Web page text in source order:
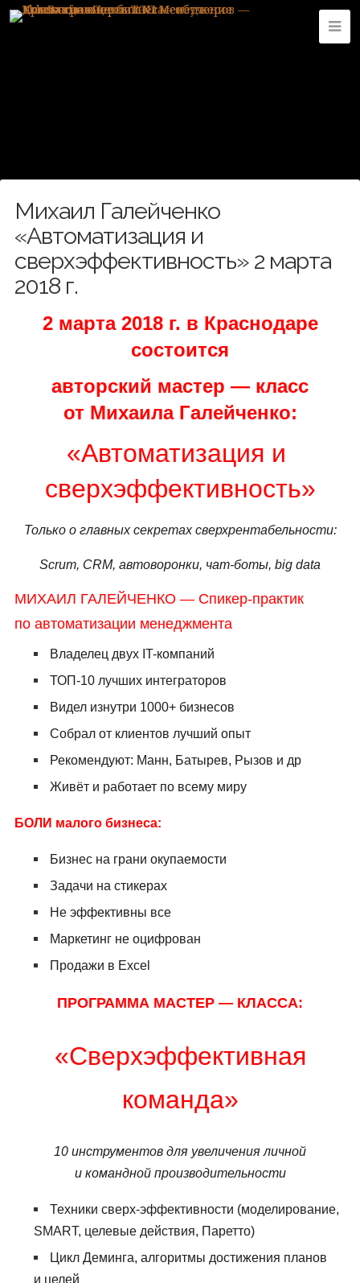
Михаил Галейченко
«Автоматизация и
сверхэффективность» 2 марта
2018 г.
2 марта 2018 г. в Краснодаре
состоится
авторский мастер — класс
от Михаила Галейченко:
«Автоматизация и
сверхэффективность»
Только о главных секретах сверхрентабельности:
Scrum, CRM, автоворонки, чат-боты, big data
МИХАИЛ ГАЛЕЙЧЕНКО — Спикер-практик
по автоматизации менеджмента
Владелец двух IT-компаний
ТОП-10 лучших интеграторов
Видел изнутри 1000+ бизнесов
Собрал от клиентов лучший опыт
Рекомендуют: Манн, Батырев, Рызов и др
Живёт и работает по всему миру
БОЛИ малого бизнеса:
Бизнес на грани окупаемости
Задачи на стикерах
Не эффективны все
Маркетинг не оцифрован
Продажи в Excel
ПРОГРАММА МАСТЕР — КЛАССА:
«Сверхэффективная
команда»
10 инструментов для увеличения личной
и командной производительности
Техники сверх-эффективности (моделирование,
SMART, целевые действия, Паретто)
Цикл Деминга, алгоритмы достижения планов
и целей